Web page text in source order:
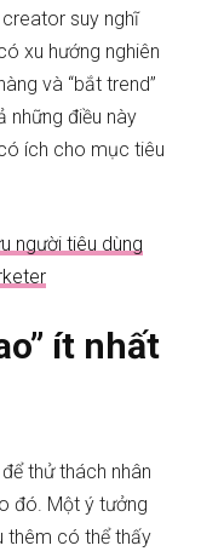
suy nghĩ
xu hướng nghiên
và “bắt trend”
những điều này
ích cho mục tiêu
người tiêu dùng
ít nhất
thử thách nhân
đó. Một ý tưởng
thêm có thểthấy